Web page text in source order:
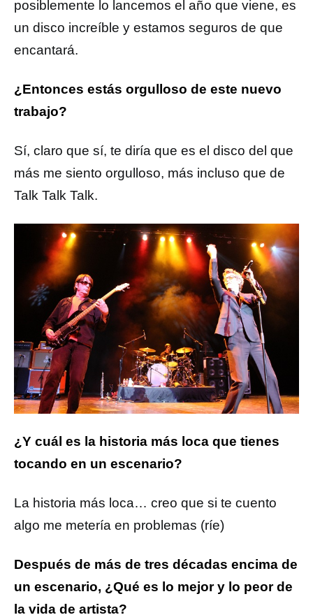
posiblemente lo lancemos el año que viene, es
un disco increíble y estamos seguros de que
encantará.
¿Entonces estás orgulloso de este nuevo
trabajo?
Sí, claro que sí, te diría que es el disco del que
más me siento orgulloso, más incluso que de
Talk Talk Talk.
¿Y cuál es la historia más loca que tienes
tocando en un escenario?
La historia más loca… creo que si te cuento
algo me metería en problemas (ríe)
Después de más de tres décadas encima de
un escenario, ¿Qué es lo mejor y lo peor de
la vida de artista?